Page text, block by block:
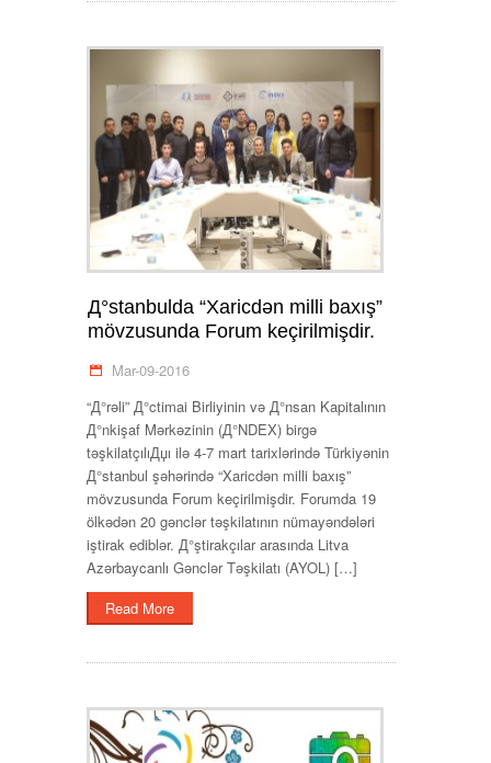
Д°stanbulda “Xaricdən milli baxış”
mövzusunda Forum keçirilmişdir.
Mar-09-2016
“Д°rəli” Д°ctimai Birliyinin və Д°nsan Kapitalının
Д°nkişaf Mərkəzinin (Д°NDEX) birgə
təşkilatçılıДџı ilə 4-7 mart tarixlərində Türkiyənin
Д°stanbul şəhərində “Xaricdən milli baxış”
mövzusunda Forum keçirilmişdir. Forumda 19
ölkədən 20 gənclər təşkilatının nümayəndələri
iştirak ediblər. Д°ştirakçılar arasında Litva
Azərbaycanlı Gənclər Təşkilatı (AYOL) […]
Read More